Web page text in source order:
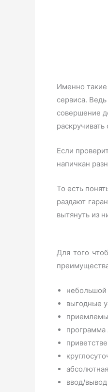
Именно такие
сервиса.
совершение
Если
напичкан
То есть
раздают
вытянуть из
Для того
небольшой
выгодные
программа
ввод/